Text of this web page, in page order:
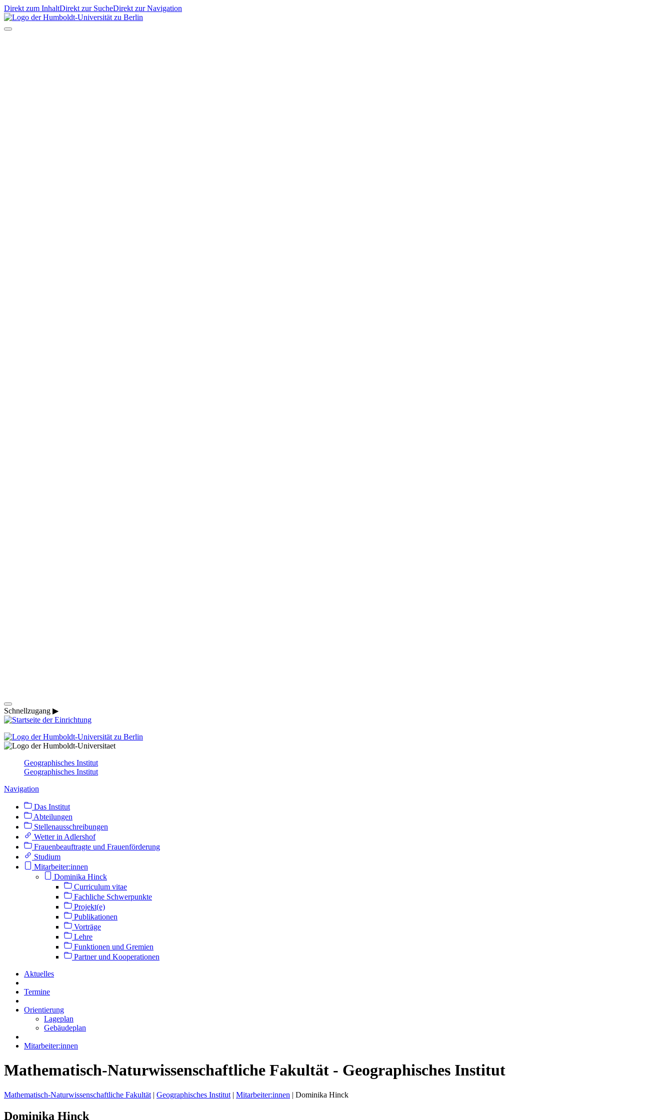
Direkt zum InhaltDirekt zur SucheDirekt zur Navigation
Schnellzugang ▶
Geographisches Institut
Geographisches Institut
Navigation
Das Institut
Abteilungen
Stellenausschreibungen
Wetter in Adlershof
Frauenbeauftragte und Frauenförderung
Studium
Mitarbeiter:innen
Dominika Hinck
Curriculum vitae
Fachliche Schwerpunkte
Projekt(e)
Publikationen
Vorträge
Lehre
Funktionen und Gremien
Partner und Kooperationen
Aktuelles
Termine
Orientierung
Lageplan
Gebäudeplan
Mitarbeiter:innen
Mathematisch-Naturwissenschaftliche Fakultät - Geographisches Institut
Mathematisch-Naturwissenschaftliche Fakultät | Geographisches Institut | Mitarbeiter:innen | Dominika Hinck
Dominika Hinck